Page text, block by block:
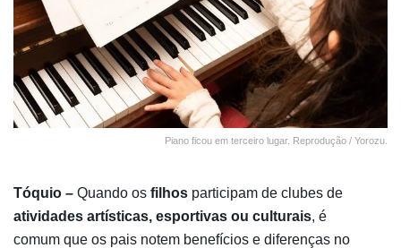
Piano ficou em terceiro lugar. Reprodução / Yorozu.
Tóquio – Quando os filhos participam de clubes de
atividades artísticas, esportivas ou culturais, é
comum que os pais notem benefícios e diferenças no